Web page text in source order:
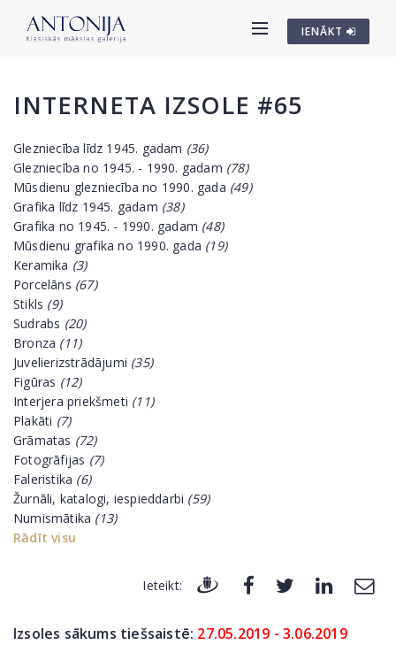
IENĀKT
INTERNETA IZSOLE #65
Glezniecība līdz 1945. gadam (36)
Glezniecība no 1945. - 1990. gadam (78)
Mūsdienu glezniecība no 1990. gada (49)
Grafika līdz 1945. gadam (38)
Grafika no 1945. - 1990. gadam (48)
Mūsdienu grafika no 1990. gada (19)
Keramika (3)
Porcelāns (67)
Stikls (9)
Sudrabs (20)
Bronza (11)
Juvelierizstrādājumi (35)
Figūras (12)
Interjera priekšmeti (11)
Plakāti (7)
Grāmatas (72)
Fotogrāfijas (7)
Faleristika (6)
Žurnāli, katalogi, iespieddarbi (59)
Numismātika (13)
Rādīt visu
Ieteikt:
Izsoles sākums tiešsaistē: 27.05.2019 - 3.06.2019